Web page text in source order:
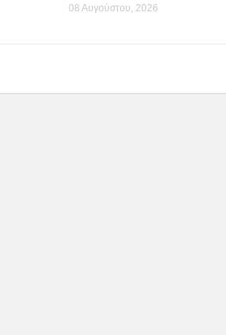
08 Αυγούστου, 2026